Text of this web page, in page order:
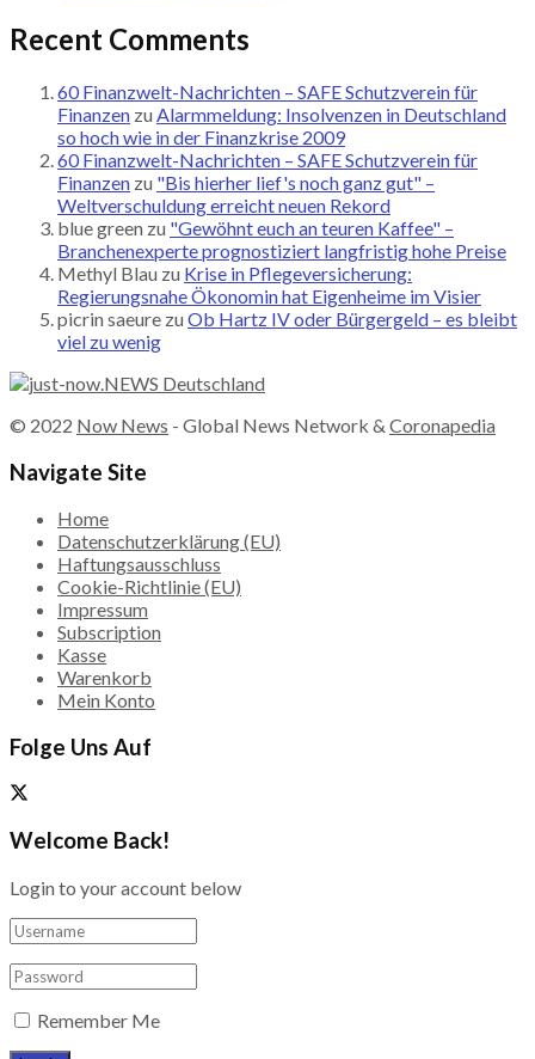
Recent Comments
60 Finanzwelt-Nachrichten – SAFE Schutzverein für
Finanzen zu Alarmmeldung: Insolvenzen in Deutschland
so hoch wie in der Finanzkrise 2009
60 Finanzwelt-Nachrichten – SAFE Schutzverein für
Finanzen zu "Bis hierher lief's noch ganz gut" –
Weltverschuldung erreicht neuen Rekord
blue green zu "Gewöhnt euch an teuren Kaffee" –
Branchenexperte prognostiziert langfristig hohe Preise
Methyl Blau zu Krise in Pflegeversicherung:
Regierungsnahe Ökonomin hat Eigenheime im Visier
picrin saeure zu Ob Hartz IV oder Bürgergeld – es bleibt
viel zu wenig
© 2022 Now News - Global News Network & Coronapedia
Navigate Site
Home
Datenschutzerklärung (EU)
Haftungsausschluss
Cookie-Richtlinie (EU)
Impressum
Subscription
Kasse
Warenkorb
Mein Konto
Folge Uns Auf
Welcome Back!
Login to your account below
Remember Me